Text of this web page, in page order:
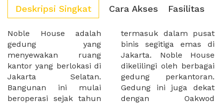
Deskripsi Singkat Cara Akses Fasilitas
Noble House adalah
gedung yang
menyewakan ruang
kantor yang berlokasi di
Jakarta Selatan.
Bangunan ini mulai
beroperasi sejak tahun
termasuk dalam pusat
binis segitiga emas di
Jakarta. Noble House
dikelilingi oleh berbagai
gedung perkantoran.
Gedung ini juga dekat
dengan Oakwod